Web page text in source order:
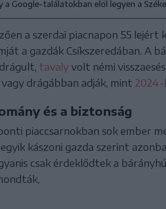
Google-találatokban elöl legyen a
a szerdai piacnapon 55 lejért
a gazdák Csíkszeredában. A
tavaly volt némi
drágábban adják, mint 2024-
és a biztonság
piaccsarnokban sok ember
kászoni gazda szerint
csak érdeklődtek a